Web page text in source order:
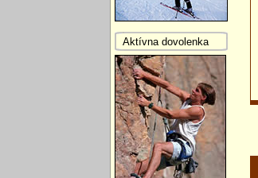
Aktívna dovolenka